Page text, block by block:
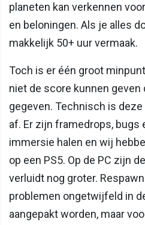
planeten kan verkennen
en beloningen. Als je alles
makkelijk 50+ uur vermaak.
Toch is er één groot
niet de score kunnen geven
gegeven. Technisch is
af. Er zijn framedrops, bugs
immersie halen en wij
op een PS5. Op de PC zijn
verluidt nog groter.
problemen ongetwijfeld in
aangepakt worden, maar